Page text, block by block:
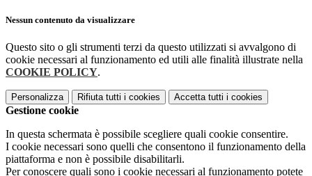
Nessun contenuto da visualizzare
Questo sito o gli strumenti terzi da questo utilizzati si avvalgono di
cookie necessari al funzionamento ed utili alle finalità illustrate nella
COOKIE POLICY.
Personalizza Rifiuta tutti i cookies Accetta tutti i cookies
Gestione cookie
In questa schermata è possibile scegliere quali cookie consentire.
I cookie necessari sono quelli che consentono il funzionamento della
piattaforma e non è possibile disabilitarli.
Per conoscere quali sono i cookie necessari al funzionamento potete